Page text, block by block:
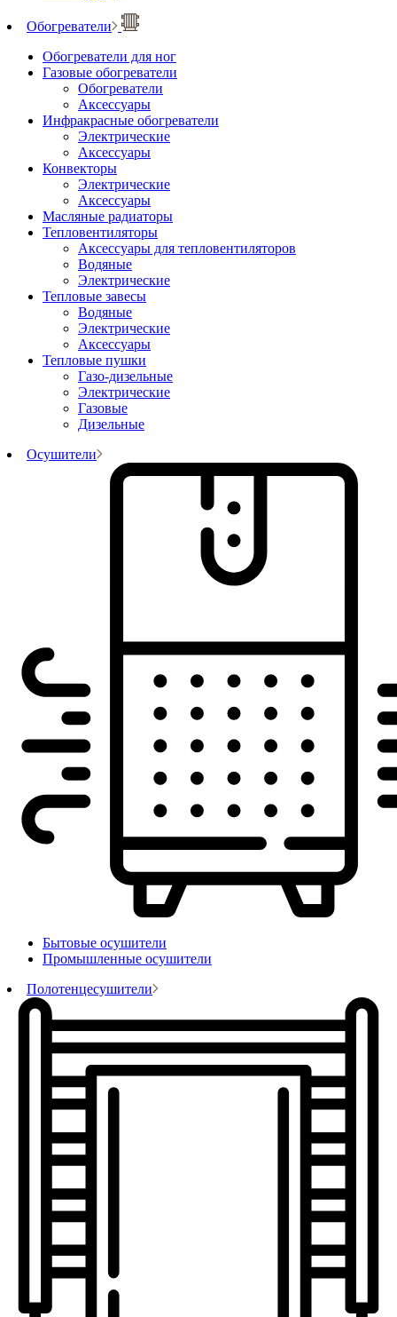
Обогреватели
Обогреватели для ног
Газовые обогреватели
Обогреватели
Аксессуары
Инфракрасные обогреватели
Электрические
Аксессуары
Конвекторы
Электрические
Аксессуары
Масляные радиаторы
Тепловентиляторы
Аксессуары для тепловентиляторов
Водяные
Электрические
Тепловые завесы
Водяные
Электрические
Аксессуары
Тепловые пушки
Газо-дизельные
Электрические
Газовые
Дизельные
Осушители
Бытовые осушители
Промышленные осушители
Полотенцесушители